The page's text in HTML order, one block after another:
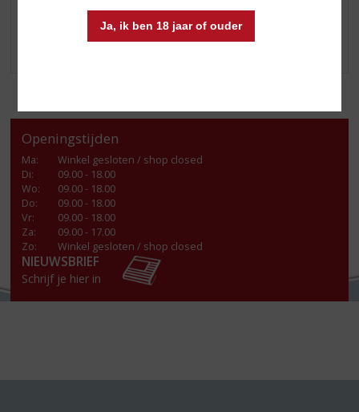
Ja, ik ben 18 jaar of ouder
ALCOHOLVRIJE DRANKEN
VEGAN DRANKEN
Openingstijden
Ma:
Winkel gesloten / shop closed
Di:
09.00 - 18.00
Wo:
09.00 - 18.00
Do:
09.00 - 18.00
Vr:
09.00 - 18.00
Za:
09.00 - 17.00
Zo:
Winkel gesloten / shop closed
NIEUWSBRIEF
Schrijf je hier in